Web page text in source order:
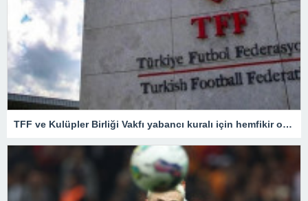
TFF ve Kulüpler Birliği Vakfı yabancı kuralı için hemfikir oldu! Kritik toplantıdan önemli kararlar çıktı